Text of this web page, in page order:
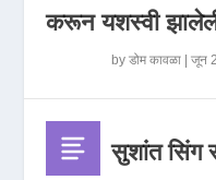
करून यशस्वी
byडोम कावळा |जून
सुशांत सिंग